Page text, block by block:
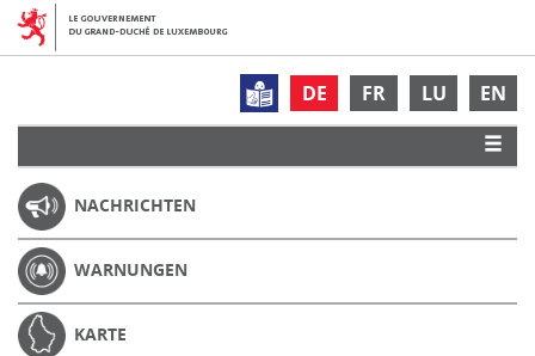
DE FR LU EN
NACHRICHTEN
WARNUNGEN
KARTE